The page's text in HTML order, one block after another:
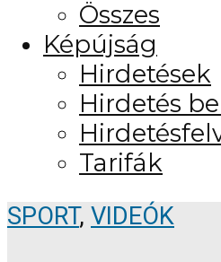
Összes
Képújság
Hirdetések
Hirdetés
Tarifák
SPORT, VIDEÓK